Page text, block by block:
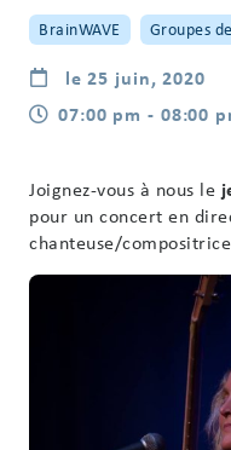
BrainWAVE Groupes
le 25 juin, 2020
07:00 pm - 08:00
Joignez-vous à nous le
pour un concert en
chanteuse/